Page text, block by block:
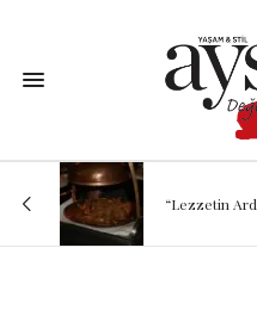
“Lezzetin